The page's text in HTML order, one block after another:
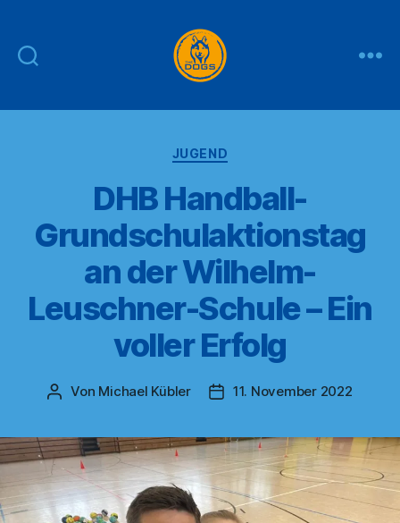
DOGS
Kategorien
JUGEND
DHB Handball-
Grundschulaktionstag
an der Wilhelm-
Leuschner-Schule – Ein
voller Erfolg
Beitragsautor
Von Michael Kübler Veröffentlichungsdatum
11. November 2022